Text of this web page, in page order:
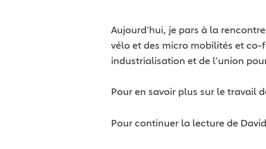
Aujourd’hui, je pars à la
vélo et des micro mobilités et co-
industrialisation et de l’union
Pour en savoir plus sur le travail
Pour continuer la lecture de